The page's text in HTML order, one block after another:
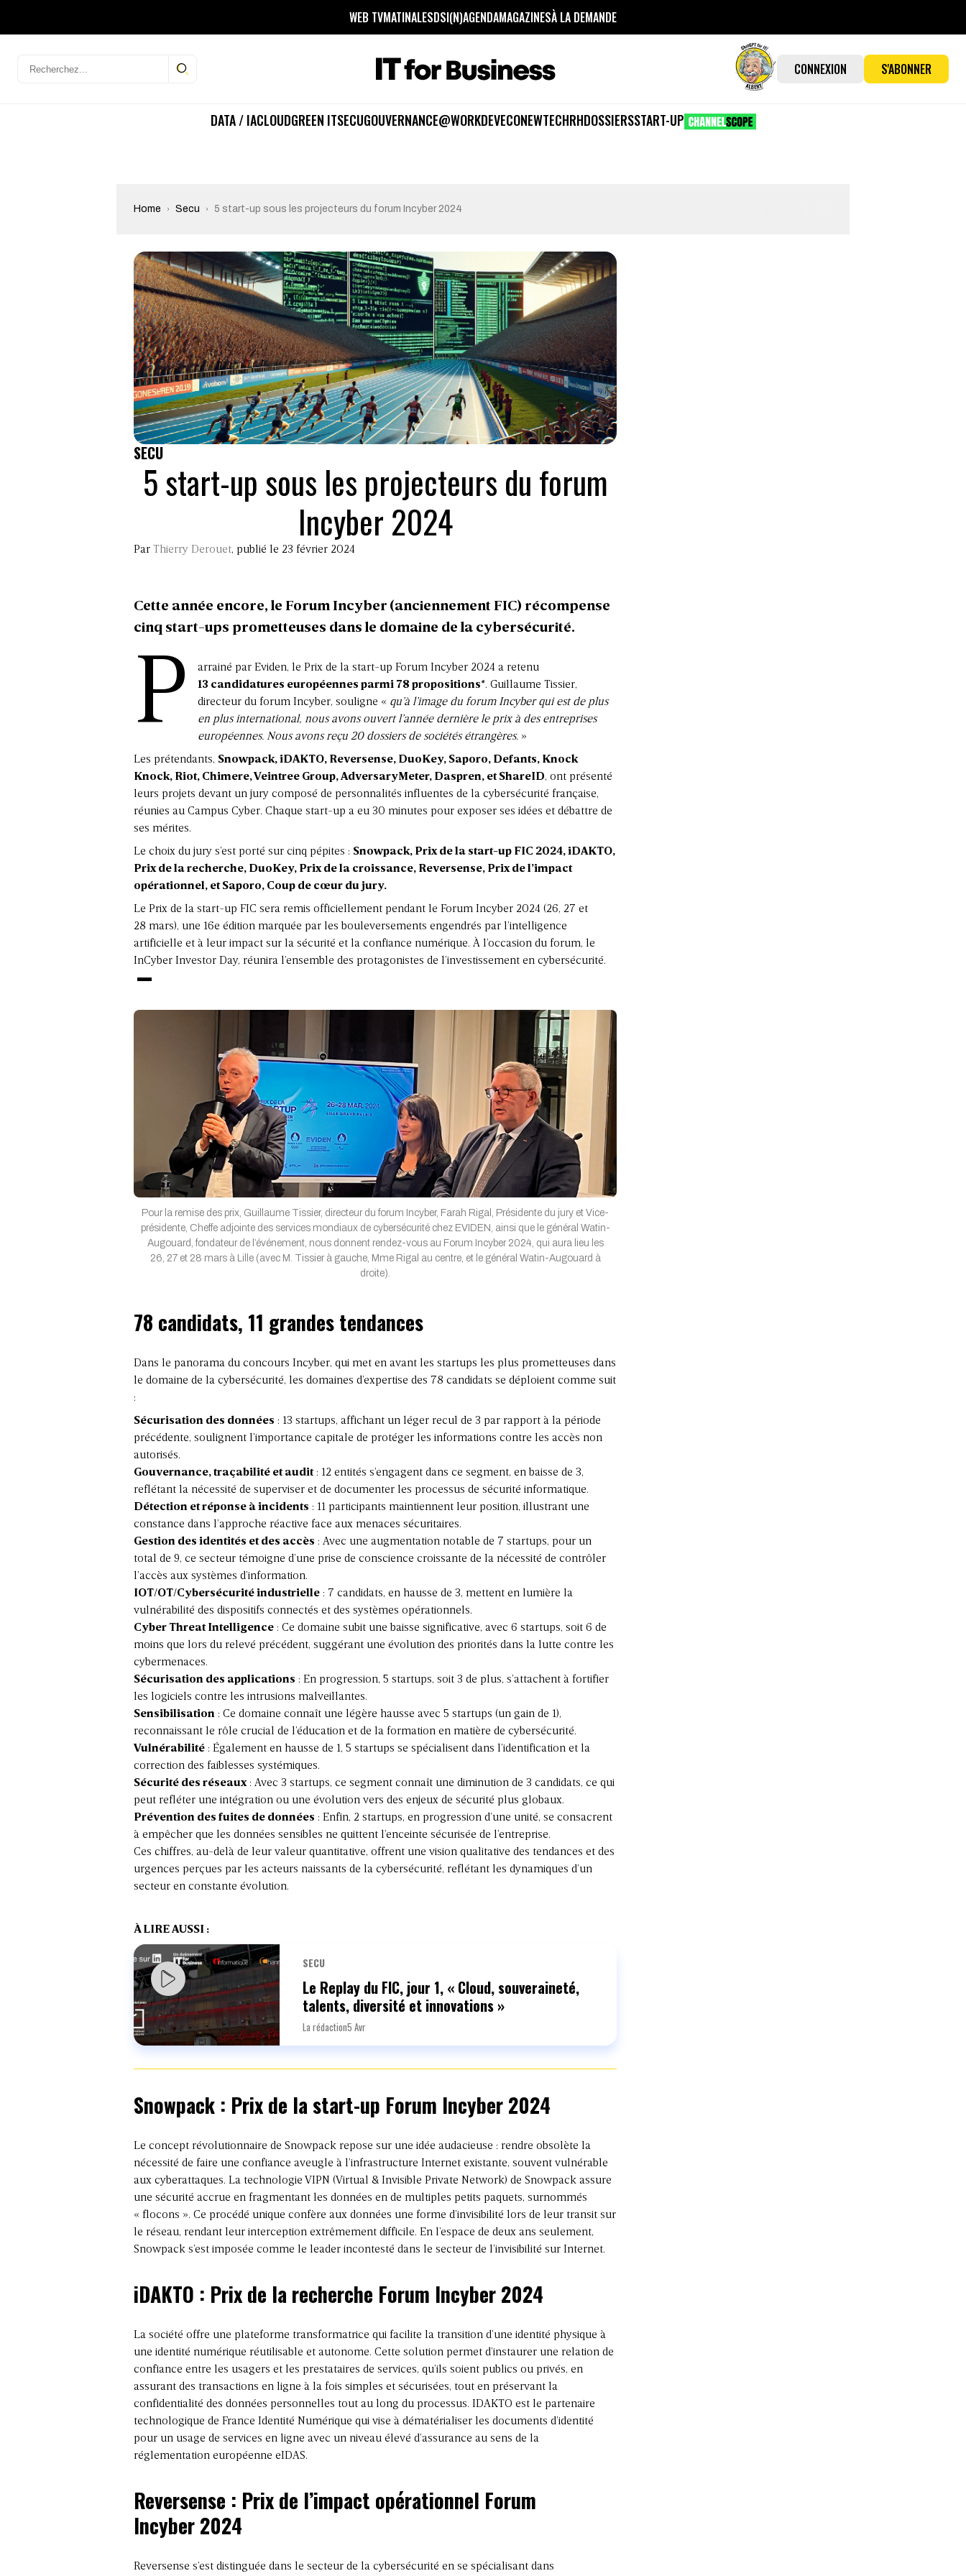
WEB TVMATINALESDSI(N)AGENDAMAGAZINESÀ LA DEMANDE
CONNEXION S'ABONNER
DATA / IACLOUDGREEN ITSECUGOUVERNANCE@WORKDEVECONEWTECHRHDOSSIERSSTART-UP
Home Secu 5 start-up sous les projecteurs du forum Incyber 2024
SECU
5 start-up sous les projecteurs du forum
Incyber 2024
Par Thierry Derouet, publié le 23 février 2024
Cette année encore, le Forum Incyber (anciennement FIC) récompense
cinq start-ups prometteuses dans le domaine de la cybersécurité.
P
arrainé par Eviden, le Prix de la start-up Forum Incyber 2024 a retenu
13 candidatures européennes parmi 78 propositions*. Guillaume Tissier,
directeur du forum Incyber, souligne « qu’à l’image du forum Incyber qui est de plus
en plus international, nous avons ouvert l’année dernière le prix à des entreprises
européennes. Nous avons reçu 20 dossiers de sociétés étrangères. »
Les prétendants, Snowpack, iDAKTO, Reversense, DuoKey, Saporo, Defants, Knock
Knock, Riot, Chimere, Veintree Group, AdversaryMeter, Daspren, et ShareID, ont présenté
leurs projets devant un jury composé de personnalités influentes de la cybersécurité française,
réunies au Campus Cyber. Chaque start-up a eu 30 minutes pour exposer ses idées et débattre de
ses mérites.
Le choix du jury s’est porté sur cinq pépites : Snowpack, Prix de la start-up FIC 2024, iDAKTO,
Prix de la recherche, DuoKey, Prix de la croissance, Reversense, Prix de l’impact
opérationnel, et Saporo, Coup de cœur du jury.
Le Prix de la start-up FIC sera remis officiellement pendant le Forum Incyber 2024 (26, 27 et
28 mars), une 16e édition marquée par les bouleversements engendrés par l’intelligence
artificielle et à leur impact sur la sécurité et la confiance numérique. À l’occasion du forum, le
InCyber Investor Day, réunira l’ensemble des protagonistes de l’investissement en cybersécurité.
Pour la remise des prix, Guillaume Tissier, directeur du forum Incyber, Farah Rigal, Présidente du jury et Vice-
présidente, Cheffe adjointe des services mondiaux de cybersécurité chez EVIDEN, ainsi que le général Watin-
Augouard, fondateur de l’événement, nous donnent rendez-vous au Forum Incyber 2024, qui aura lieu les
26, 27 et 28 mars à Lille (avec M. Tissier à gauche, Mme Rigal au centre, et le général Watin-Augouard à
droite).
78 candidats, 11 grandes tendances
Dans le panorama du concours Incyber, qui met en avant les startups les plus prometteuses dans
le domaine de la cybersécurité, les domaines d’expertise des 78 candidats se déploient comme suit
:
Sécurisation des données : 13 startups, affichant un léger recul de 3 par rapport à la période
précédente, soulignent l’importance capitale de protéger les informations contre les accès non
autorisés.
Gouvernance, traçabilité et audit: 12 entités s’engagent dans ce segment, en baisse de 3,
reflétant la nécessité de superviser et de documenter les processus de sécurité informatique.
Détection et réponse à incidents : 11 participants maintiennent leur position, illustrant une
constance dans l’approche réactive face aux menaces sécuritaires.
Gestion des identités et des accès : Avec une augmentation notable de 7 startups, pour un
total de 9, ce secteur témoigne d’une prise de conscience croissante de la nécessité de contrôler
l’accès aux systèmes d’information.
IOT/OT/Cybersécurité industrielle : 7 candidats, en hausse de 3, mettent en lumière la
vulnérabilité des dispositifs connectés et des systèmes opérationnels.
Cyber Threat Intelligence : Ce domaine subit une baisse significative, avec 6 startups, soit 6 de
moins que lors du relevé précédent, suggérant une évolution des priorités dans la lutte contre les
cybermenaces.
Sécurisation des applications : En progression, 5 startups, soit 3 de plus, s’attachent à fortifier
les logiciels contre les intrusions malveillantes.
Sensibilisation : Ce domaine connaît une légère hausse avec 5 startups (un gain de 1),
reconnaissant le rôle crucial de l’éducation et de la formation en matière de cybersécurité.
Vulnérabilité : Également en hausse de 1, 5 startups se spécialisent dans l’identification et la
correction des faiblesses systémiques.
Sécurité des réseaux: Avec 3 startups, ce segment connaît une diminution de 3 candidats, ce qui
peut refléter une intégration ou une évolution vers des enjeux de sécurité plus globaux.
Prévention des fuites de données : Enfin, 2 startups, en progression d’une unité, se consacrent
à empêcher que les données sensibles ne quittent l’enceinte sécurisée de l’entreprise.
Ces chiffres, au-delà de leur valeur quantitative, offrent une vision qualitative des tendances et des
urgences perçues par les acteurs naissants de la cybersécurité, reflétant les dynamiques d’un
secteur en constante évolution.
À LIRE AUSSI :
SECU
Le Replay du FIC, jour 1, « Cloud, souveraineté,
talents, diversité et innovations »
La rédaction5 Avr
Snowpack : Prix de la start-up Forum Incyber 2024
Le concept révolutionnaire de Snowpack repose sur une idée audacieuse : rendre obsolète la
nécessité de faire une confiance aveugle à l’infrastructure Internet existante, souvent vulnérable
aux cyberattaques. La technologie VIPN (Virtual & Invisible Private Network) de Snowpack assure
une sécurité accrue en fragmentant les données en de multiples petits paquets, surnommés
« flocons ». Ce procédé unique confère aux données une forme d’invisibilité lors de leur transit sur
le réseau, rendant leur interception extrêmement difficile. En l’espace de deux ans seulement,
Snowpack s’est imposée comme le leader incontesté dans le secteur de l’invisibilité sur Internet.
iDAKTO : Prix de la recherche Forum Incyber 2024
La société offre une plateforme transformatrice qui facilite la transition d’une identité physique à
une identité numérique réutilisable et autonome. Cette solution permet d’instaurer une relation de
confiance entre les usagers et les prestataires de services, qu’ils soient publics ou privés, en
assurant des transactions en ligne à la fois simples et sécurisées, tout en préservant la
confidentialité des données personnelles tout au long du processus. IDAKTO est le partenaire
technologique de France Identité Numérique qui vise à dématérialiser les documents d’identité
pour un usage de services en ligne avec un niveau élevé d’assurance au sens de la
réglementation européenne eIDAS.
Reversense : Prix de l’impact opérationnel Forum
Incyber 2024
Reversense s’est distinguée dans le secteur de la cybersécurité en se spécialisant dans